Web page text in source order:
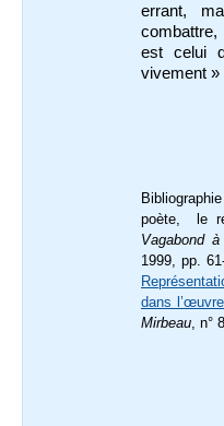
errant,
combattre,
est celui
vivement »
poète, le
Vagabond
1999, pp.
dans
Mirbeau, n°